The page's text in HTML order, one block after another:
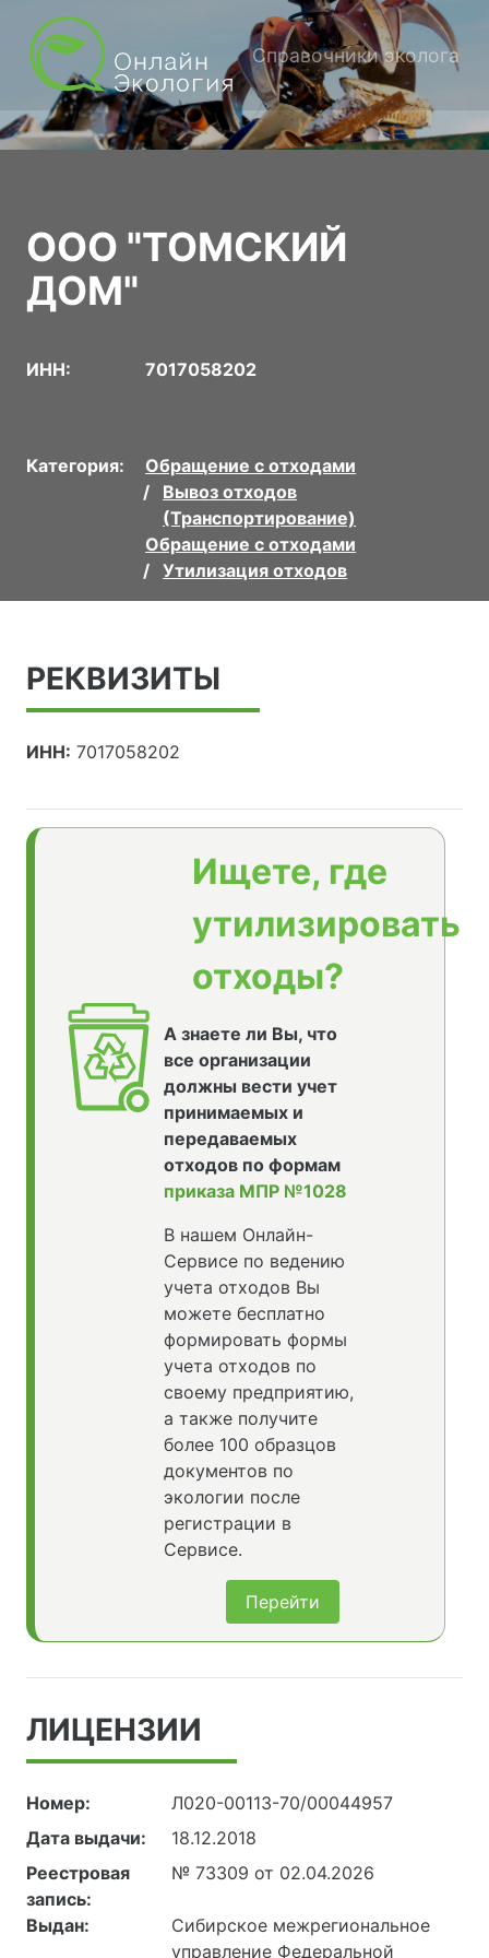
Справочники эколога
ООО "ТОМСКИЙ
ДОМ"
ИНН: 7017058202
Категория:
Обращение с отходами
Вывоз отходов
(Транспортирование)
Обращение с отходами
Утилизация отходов
РЕКВИЗИТЫ
ИНН: 7017058202
Ищете, где
утилизировать
отходы?
А знаете ли Вы, что
все организации
должны вести учет
принимаемых и
передаваемых
отходов по формам
приказа МПР №1028
В нашем Онлайн-
Сервисе по ведению
учета отходов Вы
можете бесплатно
формировать формы
учета отходов по
своему предприятию,
а также получите
более 100 образцов
документов по
экологии после
регистрации в
Сервисе.
Перейти
ЛИЦЕНЗИИ
Номер:
Л020-00113-70/00044957
Дата выдачи:
18.12.2018
Реестровая
запись:
№ 73309 от 02.04.2026
Выдан:
Сибирское межрегиональное
управление Федеральной